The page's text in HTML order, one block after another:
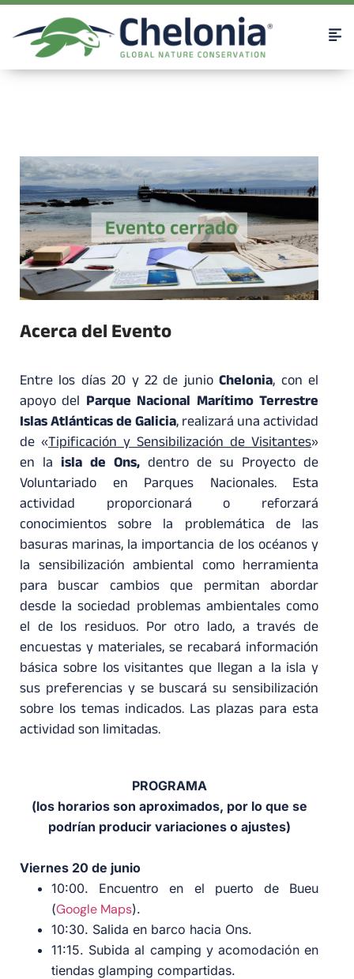
Acerca del Evento
Entre los días 20 y 22 de junioChelonia, con el
apoyo del Parque Nacional Marítimo Terrestre
Islas Atlánticas de Galicia, realizará una actividad
de «Tipificación y Sensibilización de Visitantes»
en la isla de Ons,dentro de su Proyecto de
Voluntariado en Parques Nacionales. Esta
actividad proporcionará o reforzará
conocimientos sobre la problemática de las
basuras marinas, la importancia de los océanos y
la sensibilización ambiental como herramienta
para buscar cambios que permitan abordar
desde la sociedad problemas ambientales como
el de los residuos. Por otro lado, a través de
encuestas y materiales, se recabará información
básica sobre los visitantes que llegan a la isla y
sus preferencias y se buscará su sensibilización
sobre los temas indicados. Las plazas para esta
actividad son limitadas.
PROGRAMA
(los horarios son aproximados, por lo que se
podrían producir variaciones o ajustes)
Viernes 20 de junio
10:00. Encuentro en el puerto de Bueu
(Google Maps).
10:30. Salida en barco hacia Ons.
11:15. Subida al camping y acomodación en
tiendas glamping compartidas.